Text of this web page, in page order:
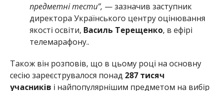
предметні тести”, — зазначив заступник
директора Українського центру оцінювання
якості освіти, Василь Терещенко, в ефірі
телемарафону..
Також він розповів, що в цьому році на основну
сесію зареєструвалося понад 287 тисяч
учасників і найпопулярнішим предметом на вибір